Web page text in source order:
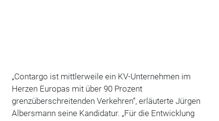
„Contargo ist mittlerweile ein KV-Unternehmen im
Herzen Europas mit über 90 Prozent
grenzüberschreitenden Verkehren“, erläuterte Jürgen
Albersmann seine Kandidatur. „Für die Entwicklung